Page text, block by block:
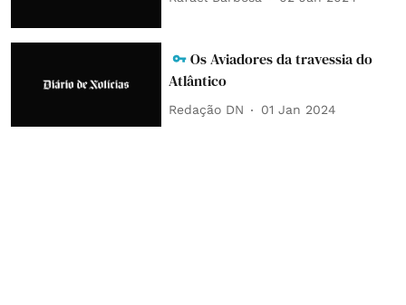
Os Aviadores da travessia do
Atlântico
Redação DN 01 Jan 2024